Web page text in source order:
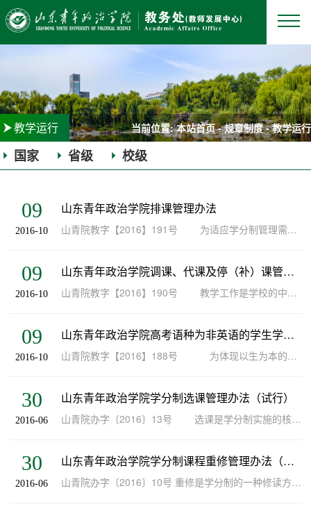
教学运行 当前位置:本站首页-规章制度-教学运行
国家 省级 校级
09
2016-10
山东青年政治学院排课管理办法
山青院教字【2016】191号 为适应学分制管理需要，维护教学秩序，规范教学管理，合理配置教学资源，保障教育教学质量，特制定本办法。 第一章 教学任务的落实 第一条 教学任务是...
09
2016-10
山东青年政治学院调课、代课及停（补）课管理办法
山青院教字【2016】190号 教学工作是学校的中心工作，稳定而良好的教学秩序是深化教学改革、提高教学质量的保障。为进一步规范教学管理，加强教学纪律，维护正常的教学秩序，确保教学质量，创建优良...
09
2016-10
山东青年政治学院高考语种为非英语的学生学习公共外语课程管理办法
山青院教字【2016】188号 为体现以生为本的办学理念，满足学生学习的需要和有效地组织课堂教学，结合我校实际情况，特制订本办法。 一、凡我校高考语种为非英语的学生，可以继续选择高...
30
2016-06
山东青年政治学院学分制选课管理办法（试行）
山青院办字〔2016〕13号 选课是学分制实施的核心，是贯彻因材施教原则、促进学生个性发展的重要形式。为保证学分制的顺利实施，特制定本办法。 一...
30
2016-06
山东青年政治学院学分制课程重修管理办法（试行）
山青院办字〔2016〕10号 重修是学分制的一种修读方式。重修纳入每学期正常的选课、考核、成绩和学籍管理等范畴。为适应学分制教学管理模式下学生修...